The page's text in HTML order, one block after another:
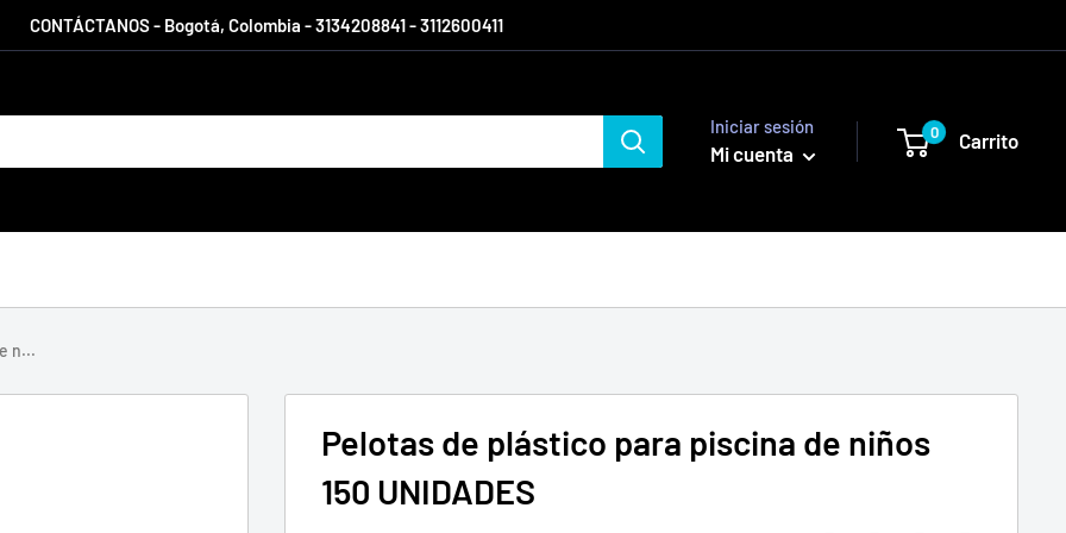
CONTÁCTANOS - Bogotá, Colombia - 3134208841 - 3112600411
Iniciar sesión
Mi cuenta
0 Carrito
n...
Pelotas de plástico para piscina de niños
150 UNIDADES